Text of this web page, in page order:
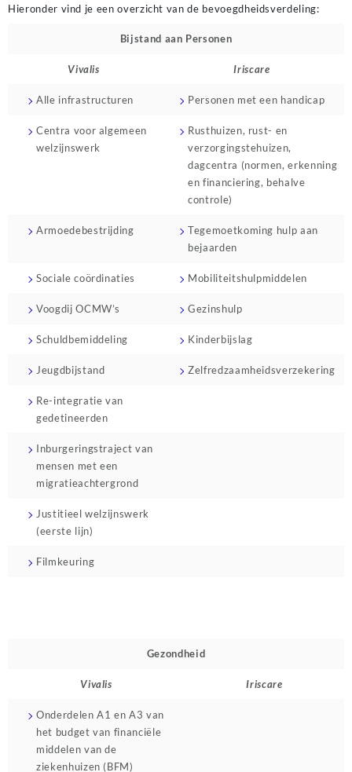
Hieronder vind je een overzicht van de bevoegdheidsverdeling:
Bijstand aan Personen
Vivalis Iriscare
Alle infrastructuren Personen met een handicap
Centra voor algemeen
welzijnswerk
Rusthuizen, rust- en
verzorgingstehuizen,
dagcentra (normen, erkenning
en financiering, behalve
controle)
Armoedebestrijding
Tegemoetkoming hulp aan
bejaarden
Sociale coördinaties Mobiliteitshulpmiddelen
Voogdij OCMW’s Gezinshulp
Schuldbemiddeling Kinderbijslag
Jeugdbijstand Zelfredzaamheidsverzekering
Re-integratie van
gedetineerden
Inburgeringstraject van
mensen met een
migratieachtergrond
Justitieel welzijnswerk
(eerste lijn)
Filmkeuring
Gezondheid
Vivalis Iriscare
Onderdelen A1 en A3 van
het budget van financiële
middelen van de
ziekenhuizen (BFM)